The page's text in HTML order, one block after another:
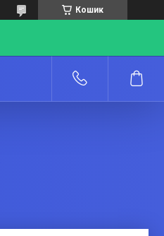
Кошик